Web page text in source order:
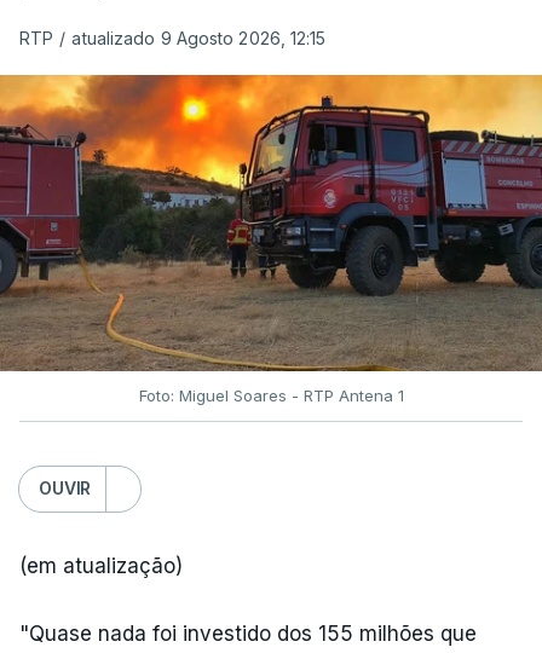
RTP / atualizado 9 Agosto 2026, 12:15
Foto: Miguel Soares - RTP Antena 1
OUVIR
(em atualização)
"Quase nada foi investido dos 155 milhões que